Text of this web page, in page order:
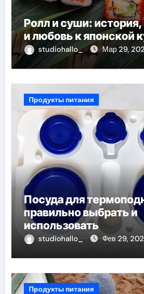
Ролл и суши: история,
и любовь к японской
studiohallo_ Мар 29,
Продукты питания
Посуда для
правильно выбрать и
использовать
studiohallo_ Фев 29,
Продукты питания